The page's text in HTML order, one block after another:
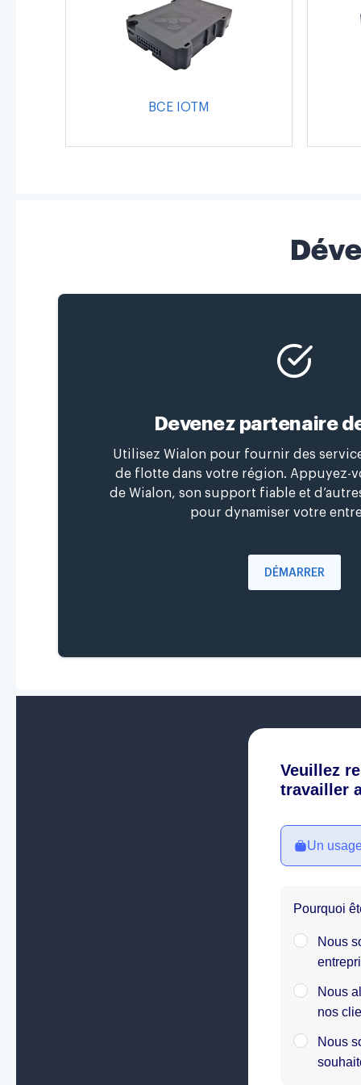
BCE IOTM
Devenez partenaire
Utilisez Wialon pour fournir des
de flotte dans votre région. Appuyez-
de Wialon, son support fiable et
pour dynamiser votre
DÉMARRER